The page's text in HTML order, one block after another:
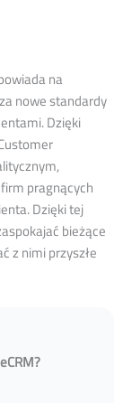
na
nowe standardy
Dzięki
pragnących
Dzięki tej
bieżące
z nimi przyszłe